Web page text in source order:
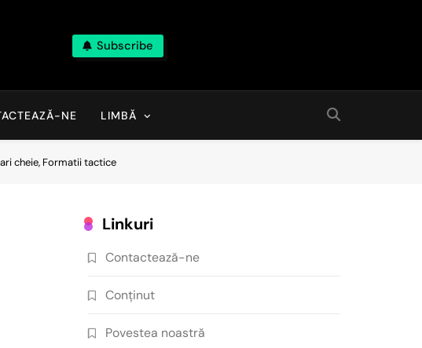
Subscribe
NE LIMBĂ
cheie, Formatii tactice
Linkuri
Contactează-ne
Conținut
Povestea noastră